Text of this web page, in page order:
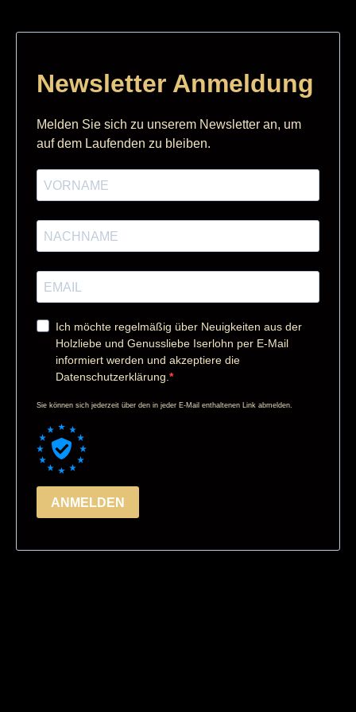
Newsletter Anmeldung
Melden Sie sich zu unserem Newsletter an, um
auf dem Laufenden zu bleiben.
Ich möchte regelmäßig über Neuigkeiten aus der
Holzliebe und Genussliebe Iserlohn per E-Mail
informiert werden und akzeptiere die
Datenschutzerklärung.
Sie können sich jederzeit über den in jeder E-Mail enthaltenen Link abmelden.
ANMELDEN